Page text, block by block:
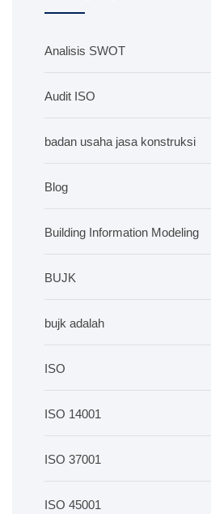
Analisis SWOT
Audit ISO
badan usaha jasa konstruksi
Blog
Building Information Modeling
BUJK
bujk adalah
ISO
ISO 14001
ISO 37001
ISO 45001